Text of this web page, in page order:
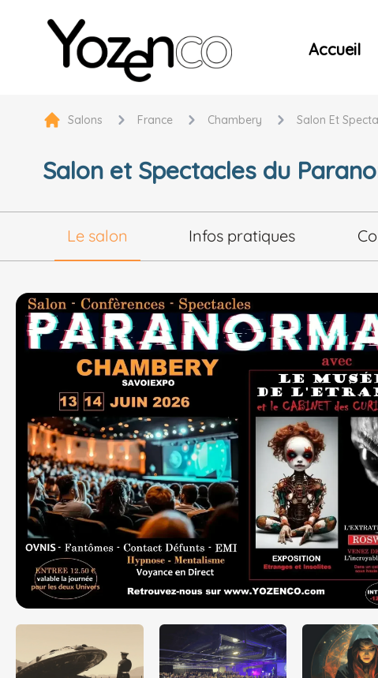
Yozenco - Organisateur de Salons, Evénements et
Accueil
Salons France Chambery Salon Et
Salon et Spectacles du
Le salon Infos pratiques